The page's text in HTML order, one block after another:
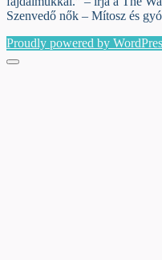
Szenvedő nők – Mítosz és
Proudly powered by
Menu